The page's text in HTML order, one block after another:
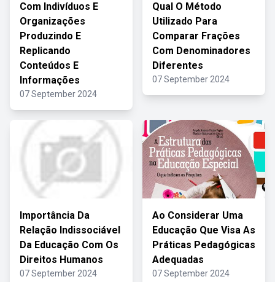
Com Indivíduos E
Organizações
Produzindo E
Replicando
Conteúdos E
Informações
07 September 2024
Qual O Método
Utilizado Para
Comparar Frações
Com Denominadores
Diferentes
07 September 2024
Importância Da
Relação Indissociável
Da Educação Com Os
Direitos Humanos
07 September 2024
Ao Considerar Uma
Educação Que Visa As
Práticas Pedagógicas
Adequadas
07 September 2024